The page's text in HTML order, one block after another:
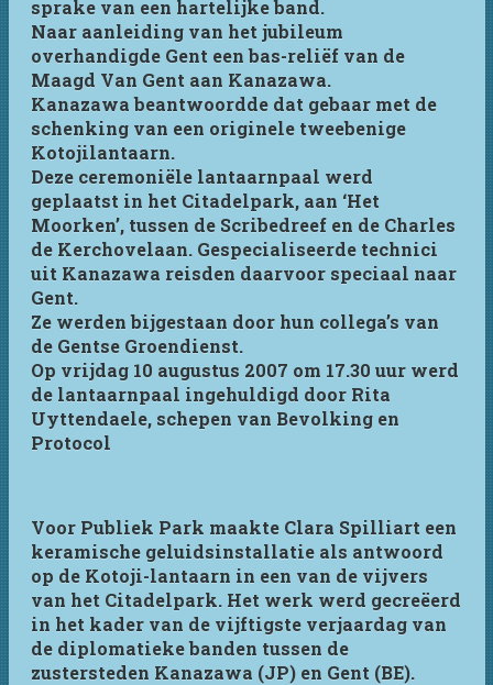
sprake van een hartelijke band.
Naar aanleiding van het jubileum
overhandigde Gent een bas-reliëf van de
Maagd Van Gent aan Kanazawa.
Kanazawa beantwoordde dat gebaar met de
schenking van een originele tweebenige
Kotojilantaarn.
Deze ceremoniële lantaarnpaal werd
geplaatst in het Citadelpark, aan ‘Het
Moorken’, tussen de Scribedreef en de Charles
de Kerchovelaan. Gespecialiseerde technici
uit Kanazawa reisden daarvoor speciaal naar
Gent.
Ze werden bijgestaan door hun collega’s van
de Gentse Groendienst.
Op vrijdag 10 augustus 2007 om 17.30 uur werd
de lantaarnpaal ingehuldigd door Rita
Uyttendaele, schepen van Bevolking en
Protocol
Voor Publiek Park maakte Clara Spilliart een
keramische geluidsinstallatie als antwoord
op de Kotoji-lantaarn in een van de vijvers
van het Citadelpark. Het werk werd gecreëerd
in het kader van de vijftigste verjaardag van
de diplomatieke banden tussen de
zustersteden Kanazawa (JP) en Gent (BE).